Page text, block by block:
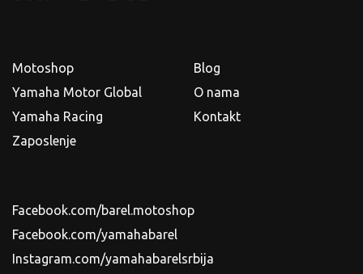
Motoshop
Yamaha Motor Global
Yamaha Racing
Zaposlenje
Blog
O nama
Kontakt
Facebook.com/barel.motoshop
Facebook.com/yamahabarel
Instagram.com/yamahabarelsrbija